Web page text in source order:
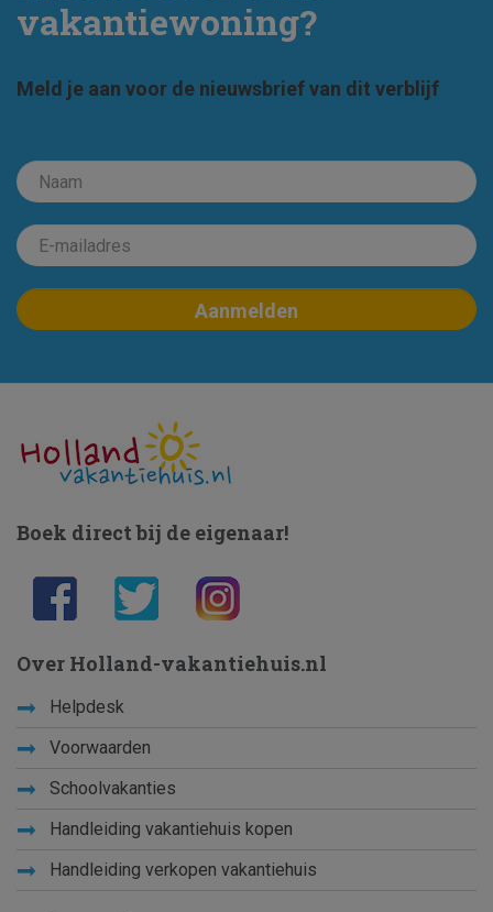
vakantiewoning?
Meld je aan voor de nieuwsbrief van dit verblijf
Boek direct bij de eigenaar!
Over Holland-vakantiehuis.nl
Helpdesk
Voorwaarden
Schoolvakanties
Handleiding vakantiehuis kopen
Handleiding verkopen vakantiehuis